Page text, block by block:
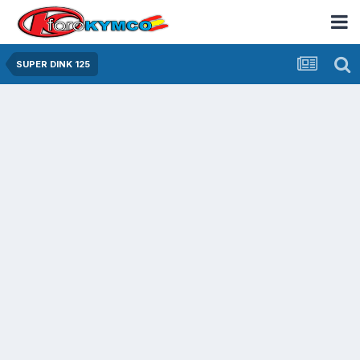
SUPER DINK 125